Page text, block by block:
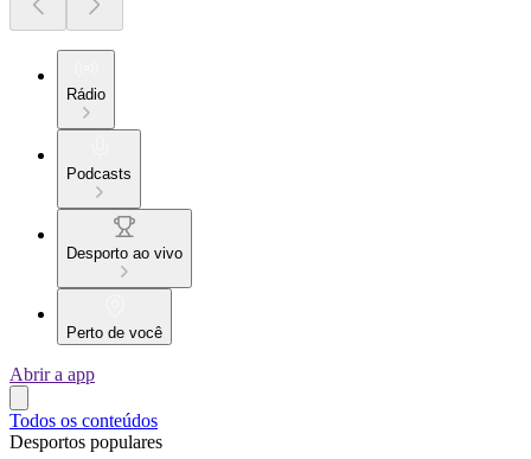
Rádio
Podcasts
Desporto ao vivo
Perto de você
Abrir a app
Todos os conteúdos
Desportos populares